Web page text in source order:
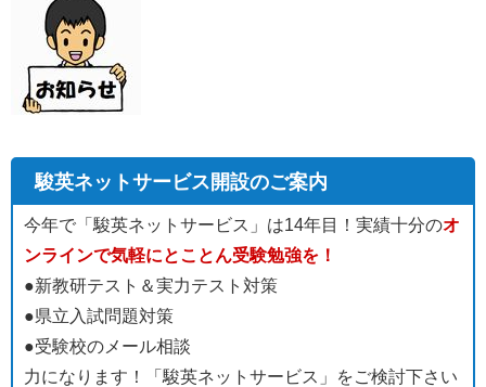
駿英ネットサービス開設のご案内
今年で「駿英ネットサービス」は14年目！実績十分のオ
ンラインで気軽にとことん受験勉強を！
●新教研テスト＆実力テスト対策
●県立入試問題対策
●受験校のメール相談
力になります！「駿英ネットサービス」をご検討下さい